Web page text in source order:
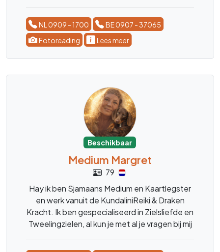
NL 0909 - 1700
BE 0907 - 37065
Fotoreading
Lees meer
Beschikbaar
Medium Margret
79
Hay ik ben Sjamaans Medium en Kaartlegster
en werk vanuit de KundaliniReiki & Draken
Kracht. Ik ben gespecialiseerd in Zielsliefde en
Tweelingzielen, al kun je met al je vragen bij mij